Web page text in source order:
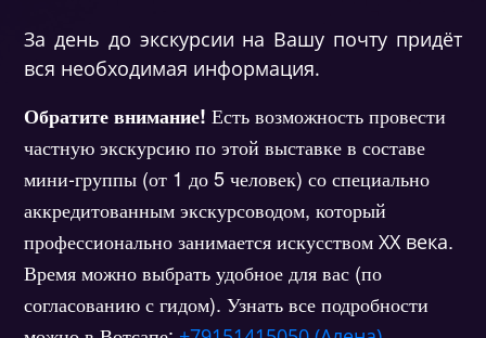
За день до экскурсии на Вашу почту придёт
вся необходимая информация.
Обратите внимание! Есть возможность провести
частную экскурсию по этой выставке в составе
мини-группы (от 1 до 5 человек) со специально
аккредитованным экскурсоводом, который
профессионально занимаетсяискусствомХХ века.
Время можно выбрать удобное для вас (по
согласованию с гидом). Узнать все подробности